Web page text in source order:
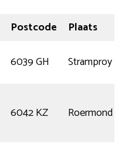
Postcode
Plaats
6039 GH
Stramproy
6042 KZ Roermond